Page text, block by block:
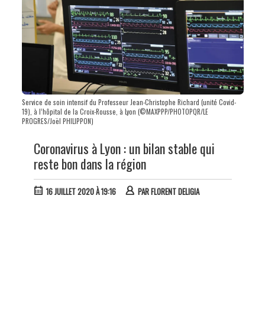
Service de soin intensif du Professeur Jean-Christophe Richard (unité Covid-
19), à l’hôpital de la Croix-Rousse, à Lyon (©MAXPPP/PHOTOPQR/LE
PROGRES/Joël PHILIPPON)
Coronavirus à Lyon : un bilan stable qui
reste bon dans la région
16 JUILLET 2020 À 19:16 PARFLORENT DELIGIA